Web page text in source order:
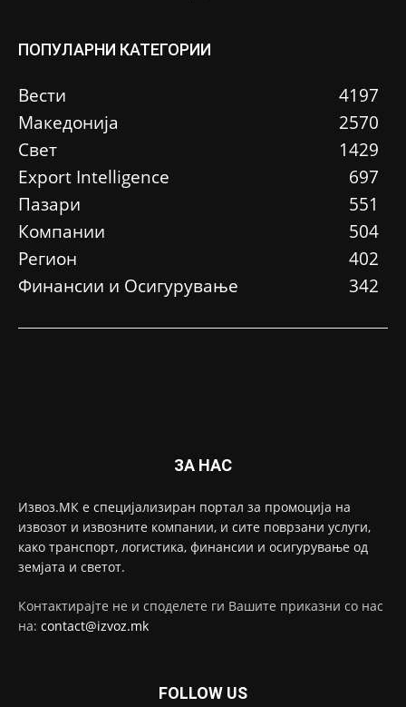
ПОПУЛАРНИ КАТЕГОРИИ
Вести
4197
Македонија
2570
Свет
1429
Еxport Intelligence
697
Пазари
551
Компании
504
Регион
402
Финансии и Осигурување
342
ЗА НАС
Извоз.МК е специјализиран портал за промоција на
извозот и извозните компании, и сите поврзани услуги,
како транспорт, логистика, финансии и осигурување од
земјата и светот.
Контактирајте не и споделете ги Вашите приказни со нас
на: contact@izvoz.mk
FOLLOW US